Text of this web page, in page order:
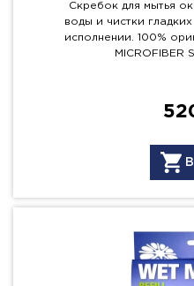
Скребок для мытья
воды и чистки
исполнении. 100%
MICROFIBER